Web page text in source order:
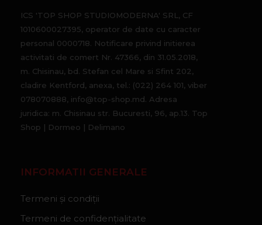
ICS 'TOP SHOP STUDIOMODERNA' SRL, CF
1010600027395, operator de date cu caracter
personal 0000718. Notificare privind initierea
activitati de comert Nr. 47366, din 31.05.2018,
m. Chisinau, bd. Stefan cel Mare si Sfint 202,
cladire Kentford, anexa, tel.: (022) 264 101, viber
078070888, info@top-shop.md. Adresa
juridica: m. Chisinau str. Bucuresti, 96, ap.13. Top
Shop | Dormeo | Delimano
INFORMATII GENERALE
Termeni și condiții
Termeni de confidențialitate